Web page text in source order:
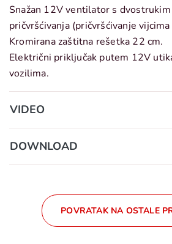
Snažan 12V ventilator s
pričvršćivanja (pričvršćivanje
Kromirana zaštitna rešetka 22 cm.
Električni priključak putem 12V
vozilima.
VIDEO
DOWNLOAD
POVRATAK NA OSTALE